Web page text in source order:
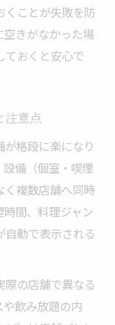
くことが失敗を防
空きがなかった場
ておくと安心で
注意点
格段に楽になり
備（個室・喫煙
く複数店舗へ同時
間、料理ジャン
自動で表示される
の店舗で異なる
飲み放題の内